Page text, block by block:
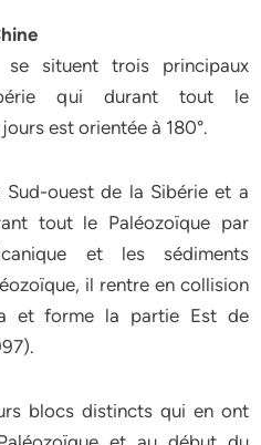
situent trois principaux
qui durant tout le
est orientée à 180°.
Sud-ouest de la Sibérie et a
tout le Paléozoïque par
et les sédiments
il rentre en collision
et forme la partie Est de
blocs distincts qui en ont